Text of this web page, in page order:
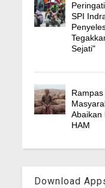
SPI
Sejati"
Rampas
Abaikan
HAM
Download